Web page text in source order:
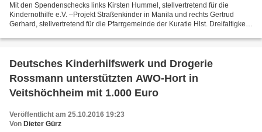
Mit den Spendenschecks links Kirsten Hummel, stellvertretend für die
Kindernothilfe e.V. –Projekt Straßenkinder in Manila und rechts Gertrud
Gerhard, stellvertretend für die Pfarrgemeinde der Kuratie Hlst. Dreifaltigkeit,
Deutsches Kinderhilfswerk und Drogerie
Rossmann unterstützten AWO-Hort in
Veitshöchheim mit 1.000 Euro
Veröffentlicht am 25.10.2016 19:23
Von Dieter Gürz